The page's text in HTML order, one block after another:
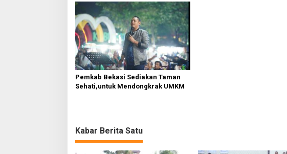
Pemkab Bekasi Sediakan Taman
Sehati,untuk Mendongkrak UMKM
Kabar Berita Satu